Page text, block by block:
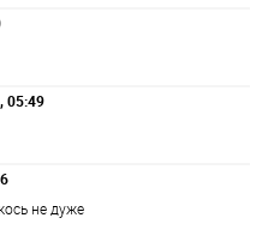
05:49
не дуже